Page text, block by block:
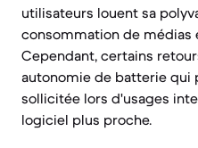
utilisateurs louent sa
consommation de médias
Cependant, certains
autonomie de batterie
sollicitée lors d'usages
logiciel plus proche.